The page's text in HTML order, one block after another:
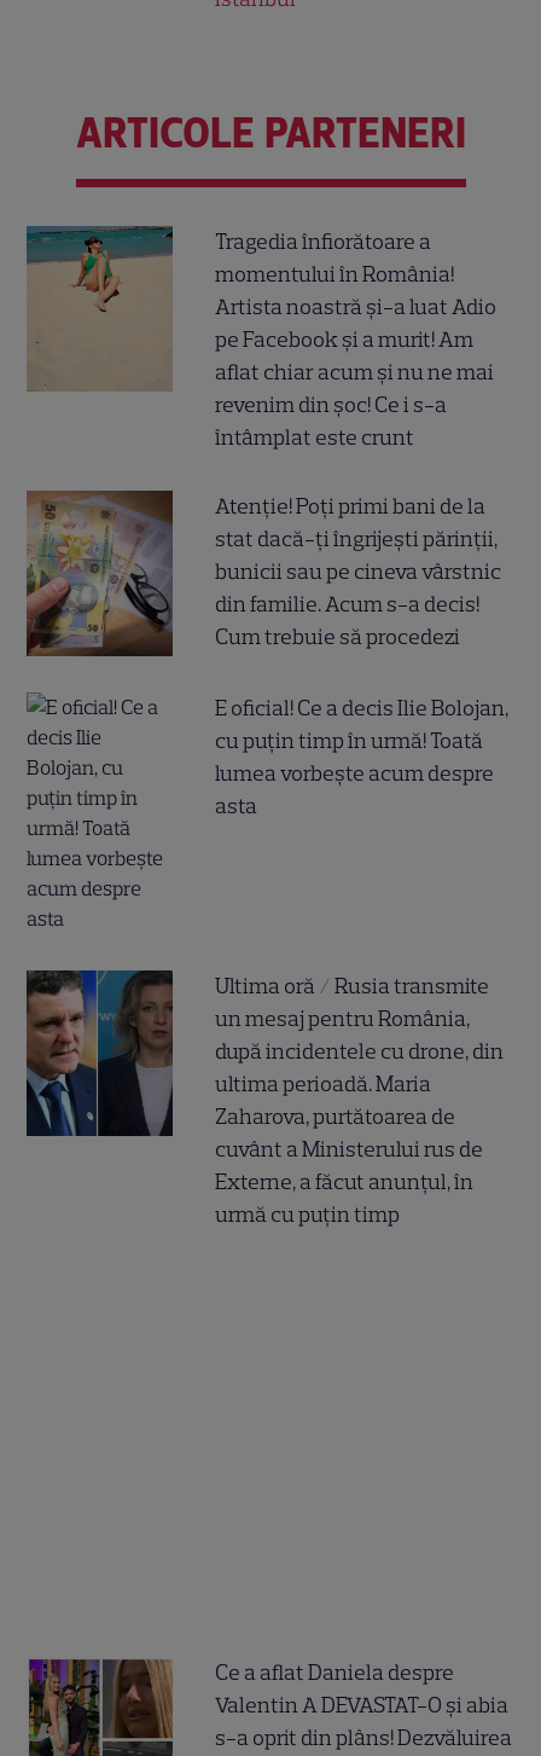
ARTICOLE PARTENERI
Tragedia înfiorătoare a
momentului în România!
Artista noastră și-a luat Adio
pe Facebook și a murit! Am
aflat chiar acum și nu ne mai
revenim din șoc! Ce i s-a
întâmplat este crunt
Atenție! Poți primi bani de la
stat dacă-ți îngrijești părinții,
bunicii sau pe cineva vârstnic
din familie. Acum s-a decis!
Cum trebuie să procedezi
E oficial! Ce a decis Ilie Bolojan,
cu puțin timp în urmă! Toată
lumea vorbește acum despre
asta
Ultima oră / Rusia transmite
un mesaj pentru România,
după incidentele cu drone, din
ultima perioadă. Maria
Zaharova, purtătoarea de
cuvânt a Ministerului rus de
Externe, a făcut anunțul, în
urmă cu puțin timp
Ce a aflat Daniela despre
Valentin A DEVASTAT-O și abia
s-a oprit din plâns! Dezvăluirea